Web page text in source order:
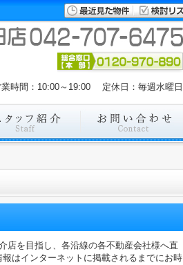
業時間：10:00～19:00 定休日：毎週水曜日
店を目指し、各沿線の各不動産会社様へ直
はインターネットに掲載されるまでにお時